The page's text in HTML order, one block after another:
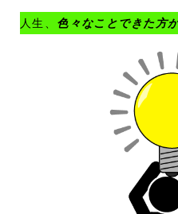
人生、 色々なことできた方